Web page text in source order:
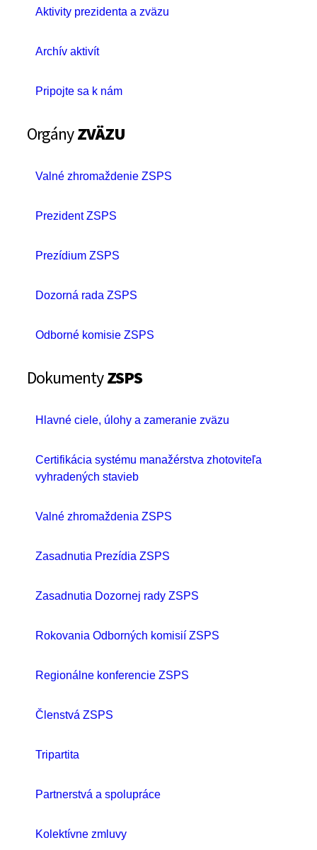
Aktivity prezidenta a zväzu
Archív aktivít
Pripojte sa k nám
OrgányZVÄZU
Valné zhromaždenie ZSPS
Prezident ZSPS
Prezídium ZSPS
Dozorná rada ZSPS
Odborné komisie ZSPS
DokumentyZSPS
Hlavné ciele, úlohy a zameranie zväzu
Certifikácia systému manažérstva zhotoviteľa
vyhradených stavieb
Valné zhromaždenia ZSPS
Zasadnutia Prezídia ZSPS
Zasadnutia Dozornej rady ZSPS
Rokovania Odborných komisií ZSPS
Regionálne konferencie ZSPS
Členstvá ZSPS
Tripartita
Partnerstvá a spolupráce
Kolektívne zmluvy